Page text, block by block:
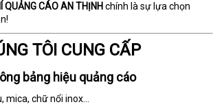
QUẢNG CÁO AN THỊNH chính là sự lựa chọn
TÔI CUNG CẤP
bảng hiệu quảng cáo
mica, chữ nổi inox...